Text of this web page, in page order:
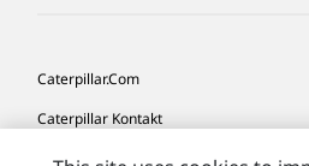
Caterpillar.com
Caterpillar Kontakt
Caterpillar Kontakt